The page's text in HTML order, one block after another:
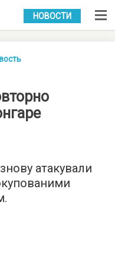
УКР РУС
НОВОСТИ
атакували